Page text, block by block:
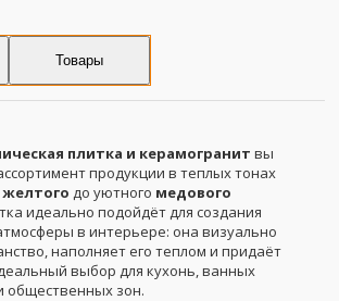
Товары
плитка и керамогранит вы
продукции в теплых тонах
желтого до уютного медового
идеально подойдёт для создания
в интерьере: она визуально
наполняет его теплом и придаёт
выбор для кухонь, ванных
общественных зон.